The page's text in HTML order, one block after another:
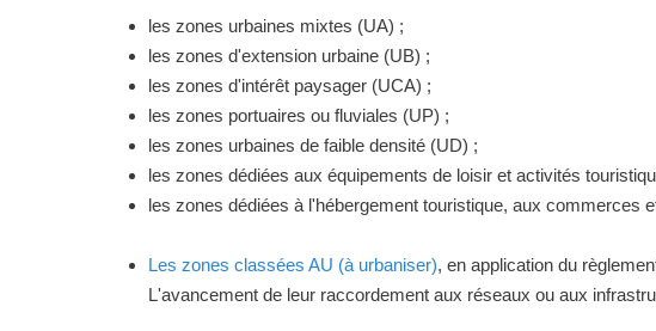
les zones urbaines mixtes (UA) ;
les zones d'extension urbaine (UB) ;
les zones d'intérêt paysager (UCA) ;
les zones portuaires ou fluviales (UP) ;
les zones urbaines de faible densité (UD) ;
les zones dédiées aux équipements de loisir et activités
les zones dédiées à l'hébergement touristique, aux commerces
Les zones classées AU (à urbaniser), en application du
L'avancement de leur raccordement aux réseaux ou aux